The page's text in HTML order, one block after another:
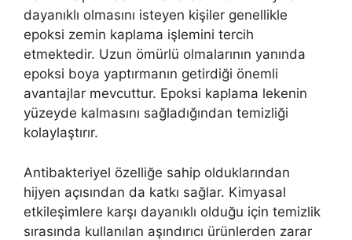
dayanıklı olmasını isteyen kişiler genellikle
epoksi zemin kaplama işlemini tercih
etmektedir. Uzun ömürlü olmalarının yanında
epoksi boya yaptırmanın getirdiği önemli
avantajlar mevcuttur. Epoksi kaplama lekenin
yüzeyde kalmasını sağladığından temizliği
kolaylaştırır.
Antibakteriyel özelliğe sahip olduklarından
hijyen açısından da katkı sağlar. Kimyasal
etkileşimlere karşı dayanıklı olduğu için temizlik
sırasında kullanılan aşındırıcı ürünlerden zarar